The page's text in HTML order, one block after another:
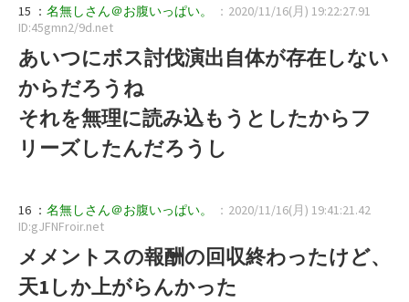
15 ： 名無しさん＠お腹いっぱい。
：2020/11/16(月) 19:22:27.91
ID:45gmn2/9d.net
あいつにボス討伐演出自体が存在しない
からだろうね
それを無理に読み込もうとしたからフ
リーズしたんだろうし
16 ： 名無しさん＠お腹いっぱい。
：2020/11/16(月) 19:41:21.42
ID:gJFNFroir.net
メメントスの報酬の回収終わったけど、
天1しか上がらんかった